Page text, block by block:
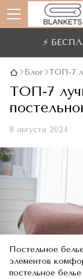
⚡
Блог ТОП-7
ТОП-7
8 августа 2024
Постельное
элементов
постельное